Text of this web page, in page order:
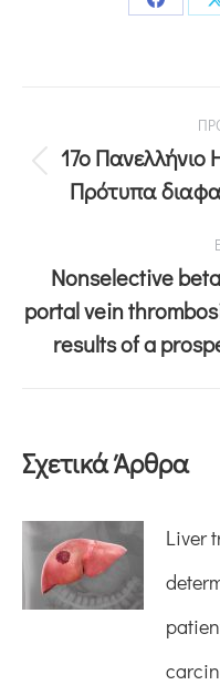
17o Πανελλήνιο
Πρότυπα
Nonselective
portal vein
results of a
Σχετικά Άρθρα
Liver